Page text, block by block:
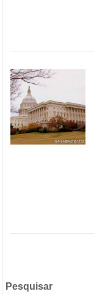
Pesquisar